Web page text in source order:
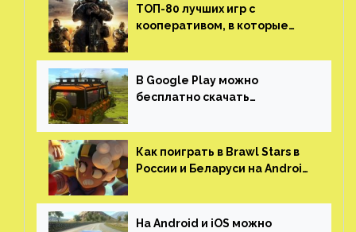
ТОП-80 лучших игр с
кооперативом, в которые
(никаких MMO)
В Google Play можно
бесплатно скачать
открытым миром, прокачкой,
гонками и тюнингом машины
Как поиграть в Brawl Stars в
России и Беларуси на Android
На Android и iOS можно